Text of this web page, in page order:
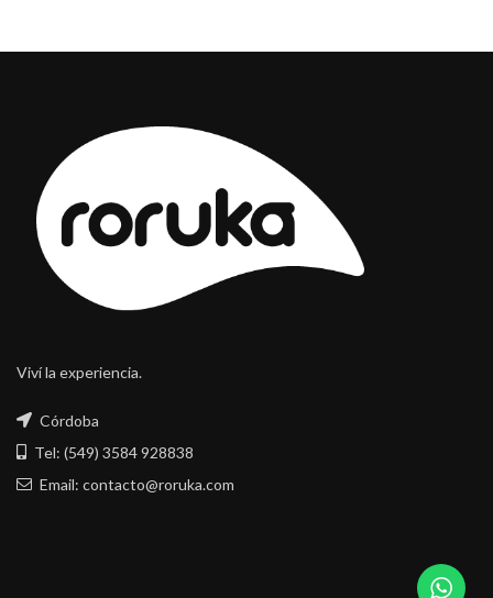
Viví la experiencia.
Córdoba
Tel: (549) 3584 928838
Email: contacto@roruka.com